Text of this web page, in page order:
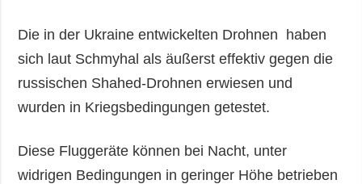
Die in der Ukraine entwickelten Drohnen haben
sich laut Schmyhal als äußerst effektiv gegen die
russischen Shahed-Drohnen erwiesen und
wurden in Kriegsbedingungen getestet.
Diese Fluggeräte können bei Nacht, unter
widrigen Bedingungen in geringer Höhe betrieben